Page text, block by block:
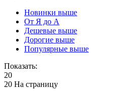
Новинки выше
От Я до А
Дешевые выше
Дорогие выше
Популярные выше
Показать:
20
20 На страницу